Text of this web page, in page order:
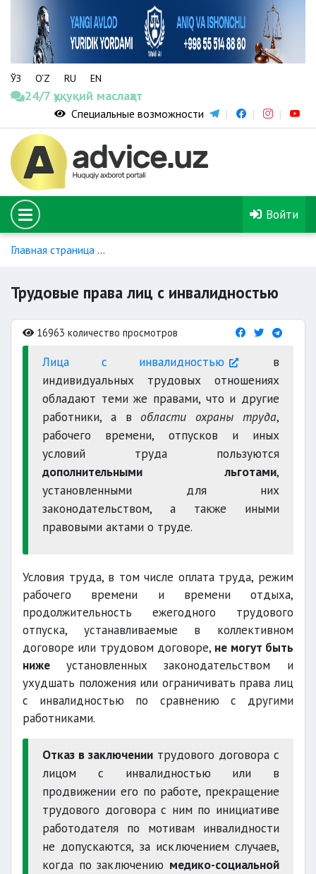
ЎЗ O‘Z RU EN
24/7 ҳуқуқий маслаҳат
Специальные возможности
Войти
Главная страница
Трудовые права лиц с инвалидностью
16963 количество просмотров
Лица с инвалидностью
в
индивидуальных трудовых отношениях
обладают теми же правами, что и другие
работники, а в области охраны труда,
рабочего времени, отпусков и иных
условий труда пользуются
дополнительными льготами,
установленными для них
законодательством, а также иными
правовыми актами о труде.
Условия труда, в том числе оплата труда, режим
рабочего времени и времени отдыха,
продолжительность ежегодного трудового
отпуска, устанавливаемые в коллективном
договоре или трудовом договоре, не могут быть
ниже установленных законодательством и
ухудшать положения или ограничивать права лиц
с инвалидностью по сравнению с другими
работниками.
Отказ в заключении трудового договора с
лицом с инвалидностью или в
продвижении его по работе, прекращение
трудового договора с ним по инициативе
работодателя по мотивам инвалидности
не допускаются, за исключением случаев,
когда по заключению медико-социальной